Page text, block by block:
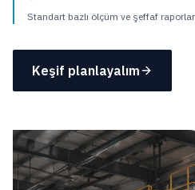
Standart bazlı ölçüm ve şeffaf
Keşif planlayalım